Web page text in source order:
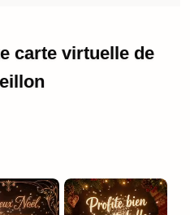
carte virtuelle de